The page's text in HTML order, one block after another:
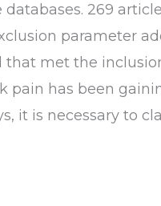
269
parameter
that met the
pain has been
it is necessary to